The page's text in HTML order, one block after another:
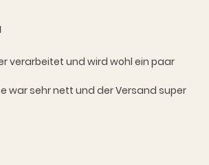
verarbeitet und wird wohl ein paar
war sehr nett und der Versand super